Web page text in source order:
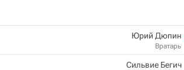
Юрий Дюпин
Вратарь
Сильвие Бегич